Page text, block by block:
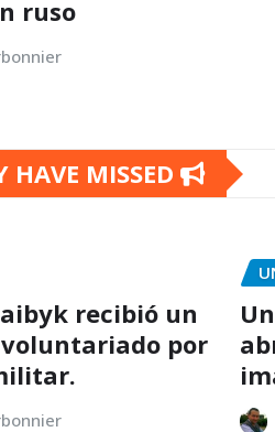
ruso
HAVE MISSED
recibió un
por